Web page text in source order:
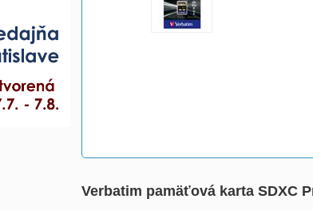
Verbatim pamäťová karta SDXC